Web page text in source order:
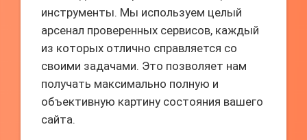
инструменты. Мы используем целый
арсенал проверенных сервисов, каждый
из которых отлично справляется со
своими задачами. Это позволяет нам
получать максимально полную и
объективную картину состояния вашего
сайта.